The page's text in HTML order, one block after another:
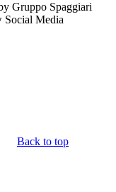
Gruppo Spaggiari
Social Media
Back to top